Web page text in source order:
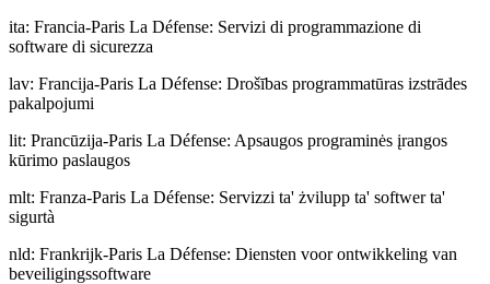
ita: Francia-Paris La Défense: Servizi di programmazione di
software di sicurezza
lav: Francija-Paris La Défense: Drošības programmatūras izstrādes
pakalpojumi
lit: Prancūzija-Paris La Défense: Apsaugos programinės įrangos
kūrimo paslaugos
mlt: Franza-Paris La Défense: Servizzi ta' żvilupp ta' softwer ta'
sigurtà
nld: Frankrijk-Paris La Défense: Diensten voor ontwikkeling van
beveiligingssoftware